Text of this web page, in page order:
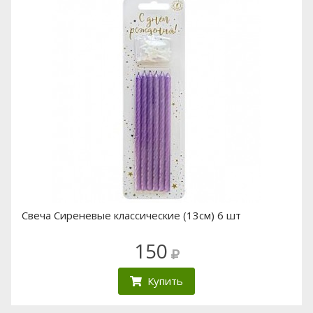
Свеча Сиреневые классические (13см) 6 шт
150
Купить